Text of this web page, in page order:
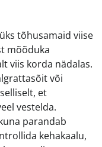
tõhusamaid viise
mõõduka
viis korda nädalas.
või
et
vestelda.
parandab
kehakaalu,